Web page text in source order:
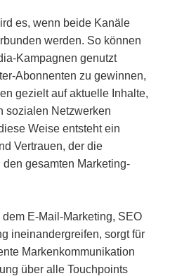
es, wenn beide Kanäle
werden. So können
Kampagnen genutzt
Abonnenten zu gewinnen,
gezielt auf aktuelle Inhalte,
sozialen Netzwerken
Weise entsteht ein
Vertrauen, der die
gesamten Marketing-
E-Mail-Marketing, SEO
ineinandergreifen, sorgt für
Markenkommunikation
über alle Touchpoints